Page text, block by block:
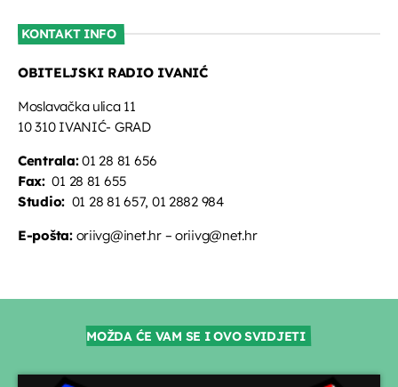
KONTAKT INFO
OBITELJSKI RADIO IVANIĆ
Moslavačka ulica 11
10 310 IVANIĆ- GRAD
Centrala:01 28 81 656
Fax:01 28 81 655
Studio: 01 28 81 657, 01 2882 984
E-pošta:oriivg@inet.hr – oriivg@net.hr
MOŽDA ĆE VAM SE I OVO SVIDJETI